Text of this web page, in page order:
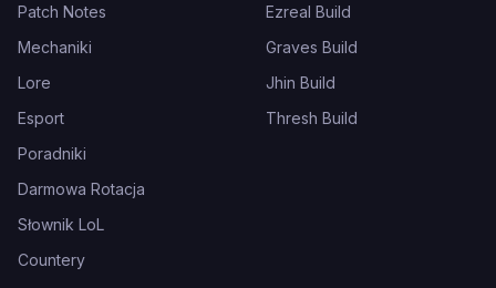
Patch Notes
Mechaniki
Lore
Esport
Poradniki
Darmowa Rotacja
Słownik LoL
Countery
Ezreal Build
Graves Build
Jhin Build
Thresh Build